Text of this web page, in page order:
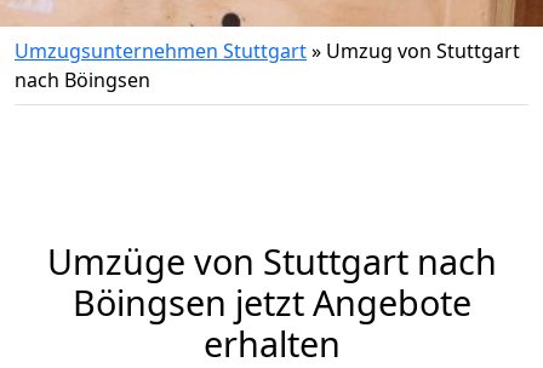
Umzugsunternehmen Stuttgart» Umzug von Stuttgart
nach Böingsen
Umzüge von Stuttgart nach
Böingsen jetzt Angebote
erhalten